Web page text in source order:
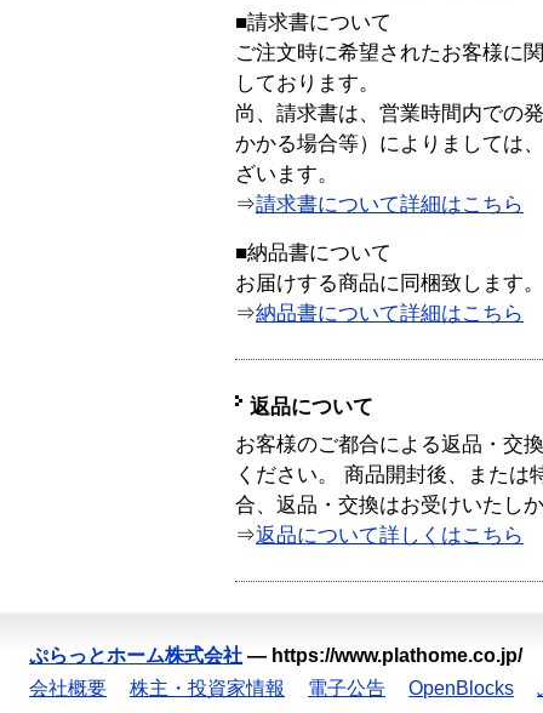
■請求書について
ご注文時に希望されたお客様に
しております。
尚、請求書は、営業時間内での
かかる場合等）によりましては
ざいます。
⇒請求書について詳細はこちら
■納品書について
お届けする商品に同梱致します。
⇒納品書について詳細はこちら
返品について
お客様のご都合による返品・交
ください。 商品開封後、または
合、返品・交換はお受けいたし
⇒返品について詳しくはこちら
ぷらっとホーム株式会社 — https://www.plathome.co.jp/
会社概要
株主・投資家情報 電子公告 OpenBlocks